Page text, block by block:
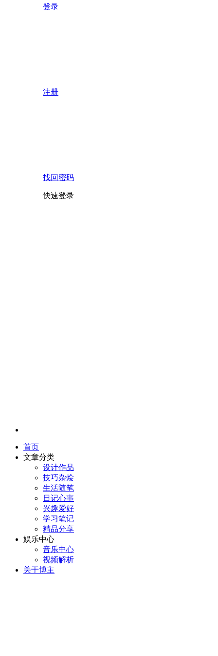
登录
注册
找回密码
快速登录
首页
文章分类
设计作品
技巧杂烩
生活随笔
日记心事
兴趣爱好
学习笔记
精品分享
娱乐中心
音乐中心
视频解析
关于博主